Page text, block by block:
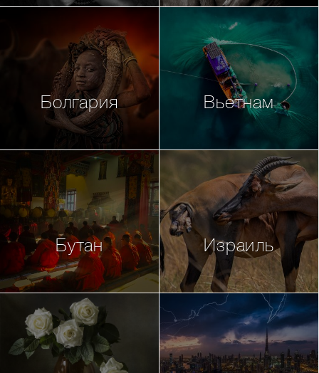
Болгария Вьетнам
Бутан Израиль